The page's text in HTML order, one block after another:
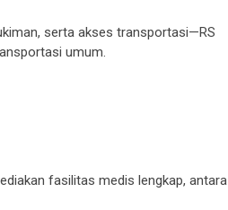
serta akses transportasi—RS
umum.
fasilitas medis lengkap, antara